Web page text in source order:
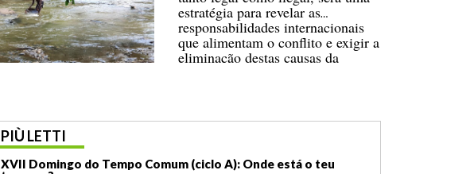
estratégia para revelar as
responsabilidades internacionais
que alimentam o conflito e exigir a
eliminação destas causas da
PIÙ LETTI
XVII Domingo do Tempo Comum (ciclo A): Onde está o teu